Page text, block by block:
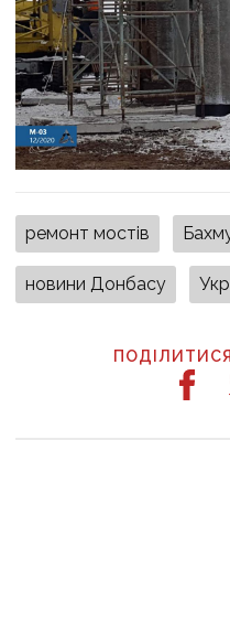
ремонт мостів
новини Донбасу